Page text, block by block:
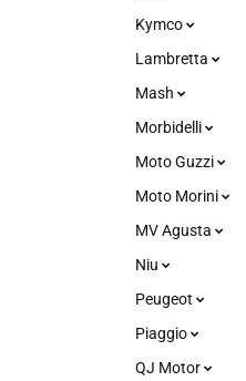
Kymco
Lambretta
Mash
Morbidelli
Moto Guzzi
Moto Morini
MV Agusta
Niu
Peugeot
Piaggio
QJ Motor